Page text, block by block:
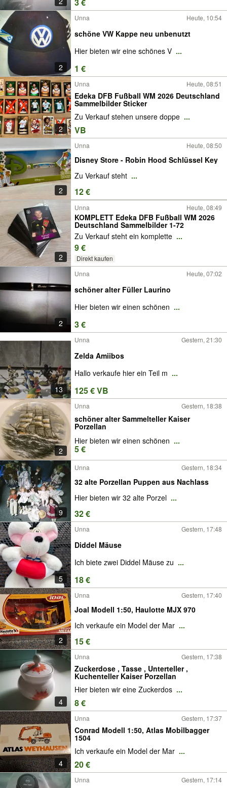
2
Unna Heute, 10:54
schöne VW Kappe neu unbenutzt
Hier bieten wir eine schönes V ...
1 €
2
Unna Heute, 08:51
Edeka DFB Fußball WM 2026 Deutschland
Sammelbilder Sticker
Zu Verkauf stehen unsere doppe ...
VB
2
Unna Heute, 08:50
Disney Store - Robin Hood Schlüssel Key
Zu Verkauf steht ...
12 €
2
Unna Heute, 08:49
KOMPLETT Edeka DFB Fußball WM 2026
Deutschland Sammelbilder 1-72
Zu Verkauf steht ein komplette ...
9 €
Direkt kaufen
2
Unna Heute, 07:02
schöner alter Füller Laurino
Hier bieten wir einen schönen ...
3 €
13
Unna Gestern, 21:30
Zelda Amiibos
Hallo verkaufe hier ein Teil m ...
125 € VB
2
Unna Gestern, 18:38
schöner alter Sammelteller Kaiser
Porzellan
Hier bieten wir einen schönen ...
5 €
9
Unna Gestern, 18:34
32 alte Porzellan Puppen aus Nachlass
Hier bieten wir 32 alte Porzel ...
32 €
5
Unna Gestern, 17:48
Diddel Mäuse
Ich biete zwei Diddel Mäuse zu ...
18 €
2
Unna Gestern, 17:40
Joal Modell 1:50, Haulotte MJX 970
Ich verkaufe ein Model der Mar ...
15 €
4
Unna Gestern, 17:38
Zuckerdose , Tasse , Unterteller ,
Kuchenteller Kaiser Porzellan
Hier bieten wir eine Zuckerdos ...
8 €
4
Unna Gestern, 17:37
Conrad Modell 1:50, Atlas Mobilbagger
1504
Ich verkaufe ein Model der Mar ...
20 €
Unna Gestern, 17:14